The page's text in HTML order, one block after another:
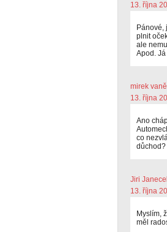
13. října
Pánové,
plnit
ale
Apod.
mirek
13. října
Ano
co
důchod?
Jiri
13. října
Myslím,
měl